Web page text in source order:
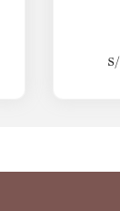
S/